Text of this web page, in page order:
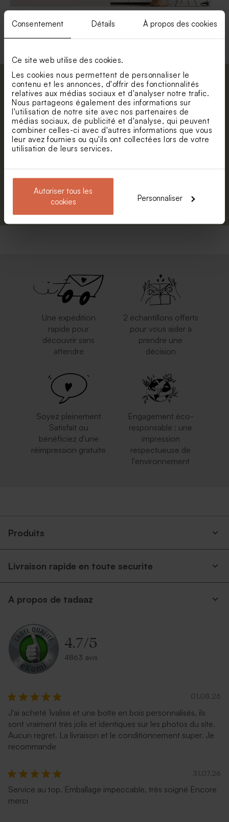
Consentement Détails À propos des cookies
Ce site web utilise des cookies.
Les cookies nous permettent de personnaliser le
contenu et les annonces, d'offrir des fonctionnalités
relatives aux médias sociaux et d'analyser notre trafic.
Nous partageons également des informations sur
l'utilisation de notre site avec nos partenaires de
médias sociaux, de publicité et d'analyse, qui peuvent
combiner celles-ci avec d'autres informations que vous
leur avez fournies ou qu'ils ont collectées lors de votre
utilisation de leurs services.
Autoriser tous les
cookies
Personnaliser
personnalisable avec
aluminium haut arrondi à
personnaliser
Abonnez-vous à la newsletter et restez
informé. Petite surprise : bénéficiez de 5%
de réduction.
Prénom
E-mail
Une expédition
rapide pour
découvrir sans
attendre
2 échantillons offerts
pour vous aider à
prendre une
décision
Soyez pleinement
Satisfait ou
bénéficiez d'une
réimpression gratuite
Engagement éco-
responsable : une
impression
respectueuse de
l'environnement
Produits
Livraison rapide en toute securite
A propos de tadaaz
4.7/5
4863 avis
01.08.26
J'ai acheté 1valise et une boîte en bois personnalisés, ils
sont vraiment très jolis et identiques sur les photos du site.
Aucun regret. La livraison et le conditionnement super. Je
recommande
31.07.26
Service au top. Emballage impeccable, très soigné Encore
merci